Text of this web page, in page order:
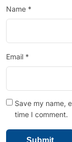
Name *
Email *
Save my name,
time I comment.